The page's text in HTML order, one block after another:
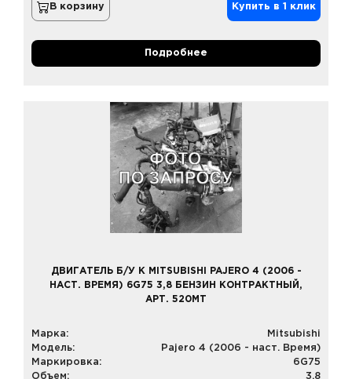
В корзину Купить в 1 клик
Подробнее
ДВИГАТЕЛЬ Б/У К MITSUBISHI PAJERO 4 (2006 -
НАСТ. ВРЕМЯ) 6G75 3,8 БЕНЗИН КОНТРАКТНЫЙ,
АРТ. 520MT
Марка:
Mitsubishi
Модель:
Pajero 4 (2006 - наст. Время)
Маркировка:
6G75
Объем:
3,8